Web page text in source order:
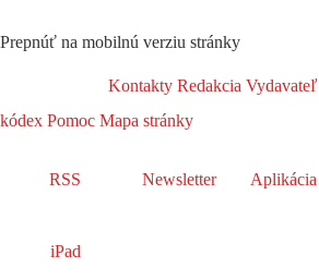
Prepnúť na mobilnú verziu stránky
Kontakty Redakcia Vydavateľ
kódex Pomoc Mapa stránky
RSS Newsletter Aplikácia
iPad